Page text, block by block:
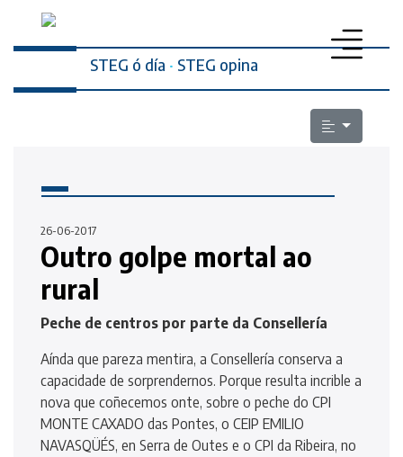
ELECCIÓNS SINDICAIS
LEXISLACIÓN
QUEN SOMOS
CONTACTO
STEG ó día · STEG opina
26-06-2017
Outro golpe mortal ao
rural
Peche de centros por parte da Consellería
Aínda que pareza mentira, a Consellería conserva a
capacidade de sorprendernos. Porque resulta incrible a
nova que coñecemos onte, sobre o peche do CPI
MONTE CAXADO das Pontes, o CEIP EMILIO
NAVASQÜÉS, en Serra de Outes e o CPI da Ribeira, no